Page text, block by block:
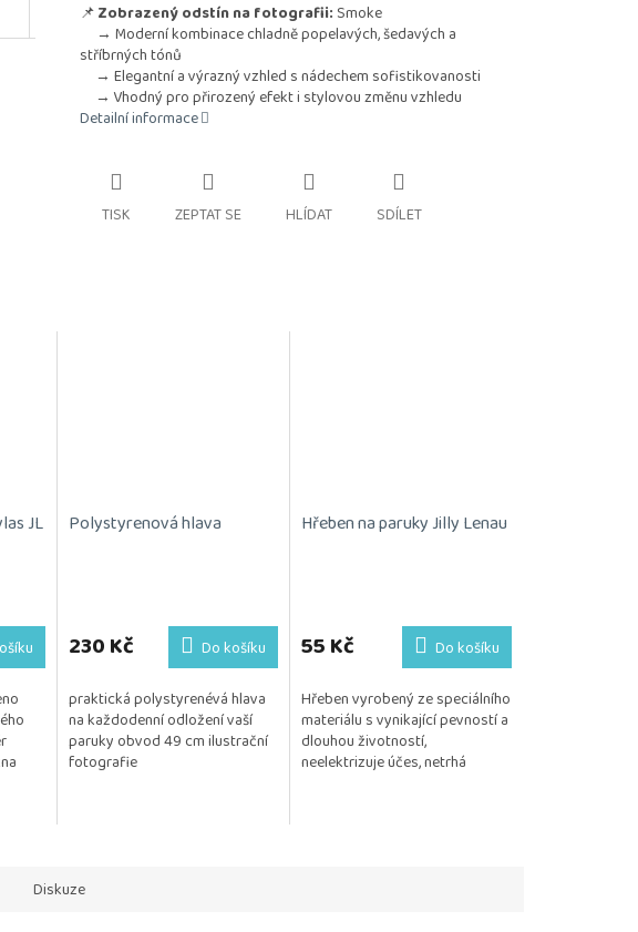
📌Zobrazený odstín na fotografii: Smoke
→ Moderní kombinace chladně popelavých, šedavých a
stříbrných tónů
→ Elegantní a výrazný vzhled s nádechem sofistikovanosti
→ Vhodný pro přirozený efekt i stylovou změnu vzhledu
Detailní informace
TISK ZEPTAT SE HLÍDAT SDÍLET
JL Polystyrenová hlava
230 Kč Do košíku
praktická polystyrenévá hlava
na každodenní odložení vaší
paruky obvod 49 cm ilustrační
fotografie
Hřeben na paruky Jilly Lenau
55 Kč Do košíku
Hřeben vyrobený ze speciálního
materiálu s vynikající pevností a
dlouhou životností,
neelektrizuje účes, netrhá
Diskuze